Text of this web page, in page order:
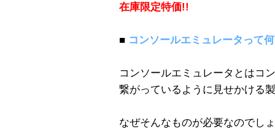
在庫限定特価!!
■ コンソールエミュレータって
コンソールエミュレータとはコ
繋がっているように見せかける
なぜそんなものが必要なのでし